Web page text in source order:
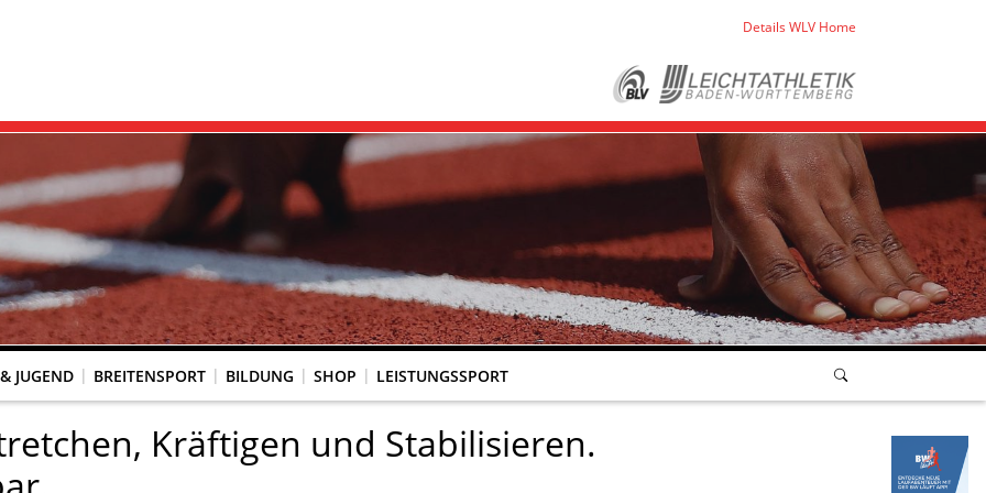
Details WLV Home
JUGEND BREITENSPORT BILDUNG SHOP LEISTUNGSSPORT
Kräftigen und Stabilisieren.